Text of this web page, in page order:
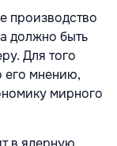
производство
должно быть
Для того
его мнению,
мирного